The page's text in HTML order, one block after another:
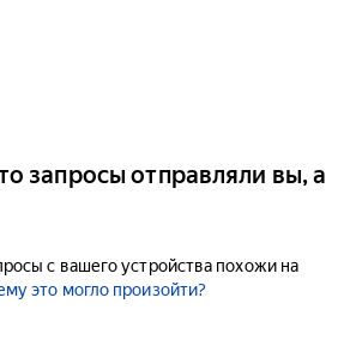
запросы отправляли вы, а
с вашего устройства похожи на
это могло произойти?